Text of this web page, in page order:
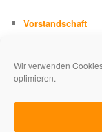
Wir verwenden
optimieren.
Vorstandschaft
Jugend und
Adolph Kolping
Impressum